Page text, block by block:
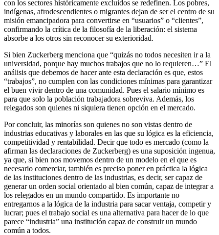
con los sectores históricamente excluidos se redefinen. Los pobres,
indígenas, afrodescendientes o migrantes dejan de ser el centro de su
misión emancipadora para convertirse en “usuarios” o “clientes”,
confirmando la crítica de la filosofía de la liberación: el sistema
absorbe a los otros sin reconocer su exterioridad.
Si bien Zuckerberg menciona que “quizás no todos necesiten ir a la
universidad, porque hay muchos trabajos que no lo requieren…” El
análisis que debemos de hacer ante esta declaración es que, estos
“trabajos”, no cumplen con las condiciones mínimas para garantizar
el buen vivir dentro de una comunidad. Pues el salario mínimo es
para que solo la población trabajadora sobreviva. Además, los
relegados son quienes ni siquiera tienen opción en el mercado.
Por concluir, las minorías son quienes no son vistas dentro de
industrias educativas y laborales en las que su lógica es la eficiencia,
competitividad y rentabilidad. Decir que todo es mercado (como la
afirman las declaraciones de Zuckerberg) es una suposición ingenua,
ya que, si bien nos movemos dentro de un modelo en el que es
necesario comerciar, también es preciso poner en práctica la lógica
de las instituciones dentro de las industrias, es decir, ser capaz de
generar un orden social orientado al bien común, capaz de integrar a
los relegados en un mundo compartido. Es importante no
entregarnos a la lógica de la industria para sacar ventaja, competir y
lucrar; pues el trabajo social es una alternativa para hacer de lo que
parece “industria” una institución capaz de construir un mundo
común a todos.